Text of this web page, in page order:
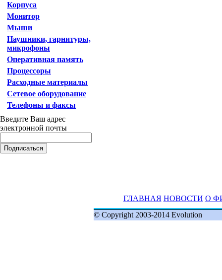
Корпуса
Монитор
Мыши
Наушники, гарнитуры,
микрофоны
Оперативная память
Процессоры
Расходные материалы
Сетевое оборудование
Телефоны и факсы
Введите Ваш адрес
электронной почты
ГЛАВНАЯ НОВОСТИ О
© Copyright 2003-2014 Evolution